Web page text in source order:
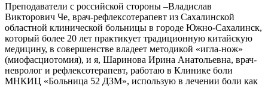
Преподаватели с российской стороны –Владислав
Викторович Че, врач-рефлексотерапевт из Сахалинской
областной клинической больницы в городе Южно-Сахалинск,
который более 20 лет практикует традиционную китайскую
медицину, в совершенстве владеет методикой «игла-нож»
(миофасциотомия), и я, Шаринова Ирина Анатольевна, врач-
невролог и рефлексотерапевт, работаю в Клинике боли
МНКИЦ «Больница 52 ДЗМ», использую в лечении боли как